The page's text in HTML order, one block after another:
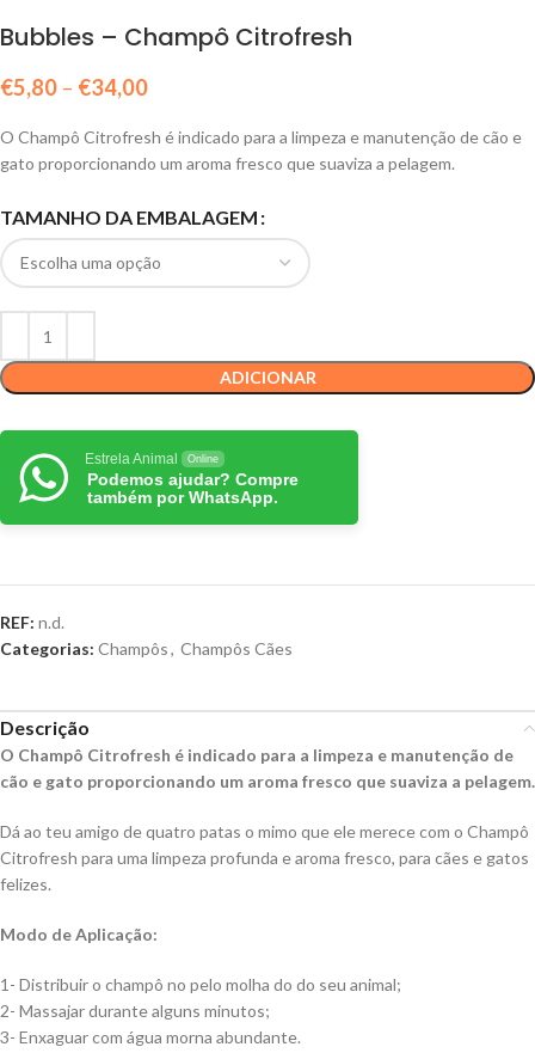
Bubbles – Champô Citrofresh
€5,80 – €34,00
O Champô Citrofresh é indicado para a limpeza e manutenção de cão e
gato proporcionando um aroma fresco que suaviza a pelagem.
TAMANHO DA EMBALAGEM
ADICIONAR
Estrela Animal Online
Podemos ajudar? Compre
também por WhatsApp.
REF: n.d.
Categorias: Champôs, Champôs Cães
Descrição
O Champô Citrofresh é indicado para a limpeza e manutenção de
cão e gato proporcionando um aroma fresco que suaviza a pelagem.
Dá ao teu amigo de quatro patas o mimo que ele merece com o Champô
Citrofresh para uma limpeza profunda e aroma fresco, para cães e gatos
felizes.
Modo de Aplicação:
1- Distribuir o champô no pelo molha do do seu animal;
2- Massajar durante alguns minutos;
3- Enxaguar com água morna abundante.